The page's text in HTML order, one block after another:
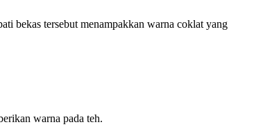
bekas tersebut menampakkan warna coklat yang
warna pada teh.